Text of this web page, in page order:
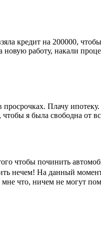
кредит на 200000,
работу, накали
Плачу
я была свободна от
чтобы починить
нечем! На данный
что, ничем не могут